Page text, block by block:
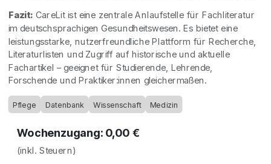
Fazit: CareLit ist eine zentrale Anlaufstelle für Fachliteratur
im deutschsprachigen Gesundheitswesen. Es bietet eine
leistungsstarke, nutzerfreundliche Plattform für Recherche,
Literaturlisten und Zugriff auf historische und aktuelle
Fachartikel – geeignet für Studierende, Lehrende,
Forschende und Praktiker:innen gleichermaßen.
Pflege Datenbank Wissenschaft Medizin
Wochenzugang: 0,00 €
(inkl. Steuern)